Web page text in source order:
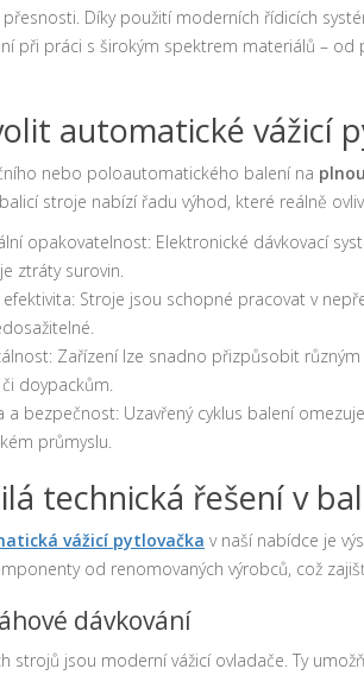
přesnosti. Díky použití moderních řídicích
při práci s širokým spektrem materiálů –
automatické vážicí
nebo poloautomatického balení na
stroje nabízí řadu výhod, které reálně
opakovatelnost: Elektronické dávkovací
ztráty surovin.
efektivita: Stroje jsou schopné pracovat v
Zařízení lze snadno přizpůsobit
doypackům.
a bezpečnost: Uzavřený cyklus balení
průmyslu.
technická řešení v
vážicí pytlovačka v naší nabídce je
od renomovaných výrobců, což
dávkování
strojů jsou moderní vážicí ovladače. Ty